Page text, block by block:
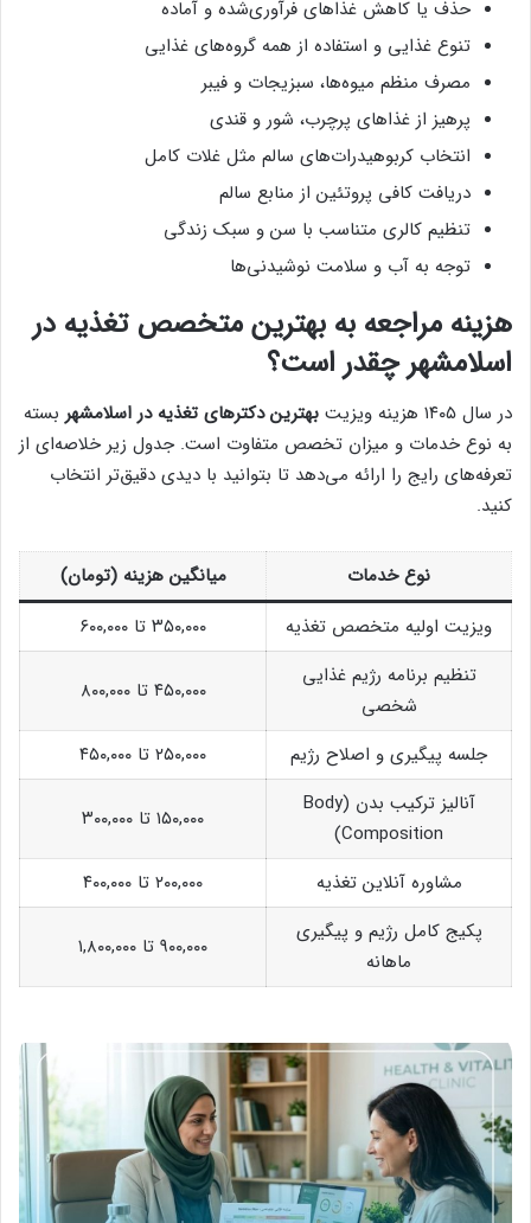
حذف یا کاهش غذاهای فرآوری‌شده و آماده
تنوع غذایی و استفاده از همه گروه‌های غذایی
مصرف منظم میوه‌ها، سبزیجات و فیبر
پرهیز از غذاهای پرچرب، شور و قندی
انتخاب کربوهیدرات‌های سالم مثل غلات کامل
دریافت کافی پروتئین از منابع سالم
تنظیم کالری متناسب با سن و سبک زندگی
توجه به آب و سلامت نوشیدنی‌ها
هزینه مراجعه به بهترین متخصص تغذیه در
اسلامشهر چقدر است؟
در سال ۱۴۰۵ هزینه ویزیت بهترین دکترهای تغذیه در اسلامشهر بسته
به نوع خدمات و میزان تخصص متفاوت است. جدول زیر خلاصه‌ای از
تعرفه‌های رایج را ارائه می‌دهد تا بتوانید با دیدی دقیق‌تر انتخاب
کنید.
نوع خدمات
میانگین هزینه (تومان)
ویزیت اولیه متخصص تغذیه
۳۵۰,۰۰۰ تا ۶۰۰,۰۰۰
تنظیم برنامه رژیم غذایی
شخصی
۴۵۰,۰۰۰ تا ۸۰۰,۰۰۰
جلسه پیگیری و اصلاح رژیم
۲۵۰,۰۰۰ تا ۴۵۰,۰۰۰
آنالیز ترکیب بدن (Body
Composition)
۱۵۰,۰۰۰ تا ۳۰۰,۰۰۰
مشاوره آنلاین تغذیه
۲۰۰,۰۰۰ تا ۴۰۰,۰۰۰
پکیج کامل رژیم و پیگیری
ماهانه
۹۰۰,۰۰۰ تا ۱,۸۰۰,۰۰۰